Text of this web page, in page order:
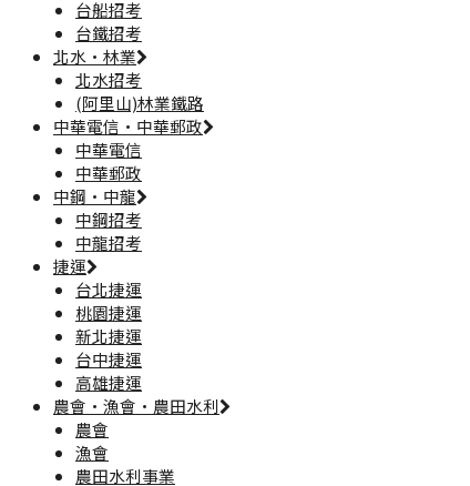
台船招考
台鐵招考
北水·林業
北水招考
(阿里山)林業鐵路
中華電信·中華郵政
中華電信
中華郵政
中鋼·中龍
中鋼招考
中龍招考
捷運
台北捷運
桃園捷運
新北捷運
台中捷運
高雄捷運
農會·漁會·農田水利
農會
漁會
農田水利事業